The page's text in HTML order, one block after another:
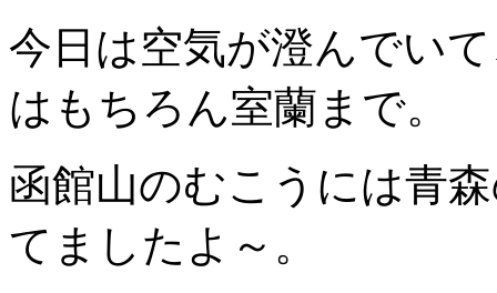
今日は空気が澄んでい
はもちろん室蘭まで。
函館山のむこうには青
てましたよ～。